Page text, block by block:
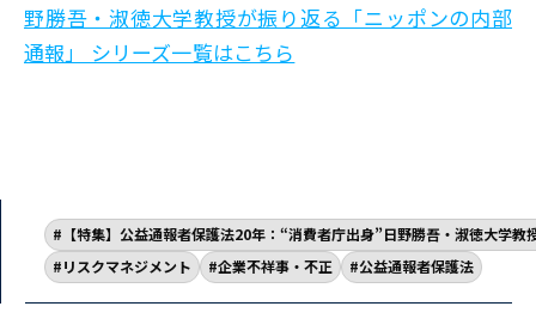
野勝吾・淑徳大学教授が振り返る「ニッポンの内部
通報」 シリーズ一覧はこちら
【特集】公益通報者保護法20年：“消費者庁出身”日野勝吾・淑徳大学
リスクマネジメント
企業不祥事・不正 公益通報者保護法